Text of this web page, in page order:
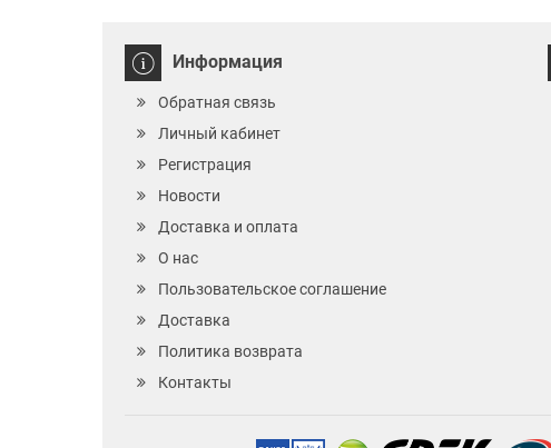
Информация
Обратная связь
Личный кабинет
Регистрация
Новости
Доставка и оплата
О нас
Пользовательское соглашение
Доставка
Политика возврата
Контакты